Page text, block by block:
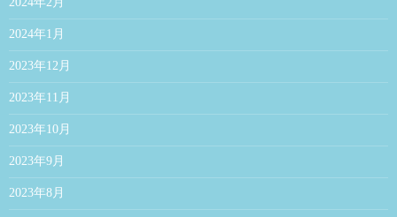
2024年1月
2023年12月
2023年11月
2023年10月
2023年9月
2023年8月